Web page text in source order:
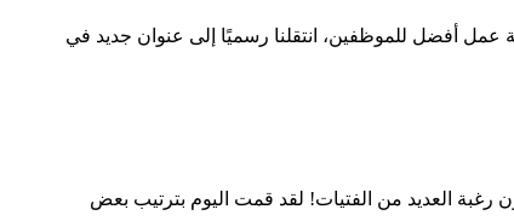
بيئة عمل أفضل للموظفين، انتقلنا رسميًا إلى عنوان جديد في
رغبة العديد من الفتيات! لقد قمت اليوم بترتيب بعض